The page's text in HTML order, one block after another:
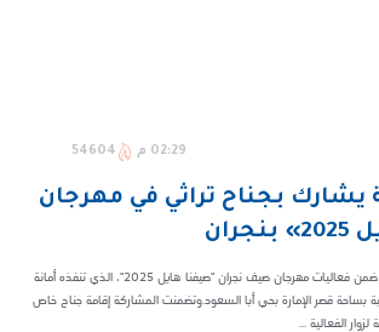
02:29 م 54604
يشارك بجناح تراثي في مهرجان
شارك بيت الثقافية بنجران ضمن فعاليات مهرجان صيف نجران "صيفنا هايل 2025"، الذي تنفذه أمانة
بساحة قصر الإمارة بحي أبا السعود.وتضمنت المشاركة إقامة جناح خاص
الفعالية ...